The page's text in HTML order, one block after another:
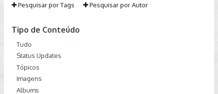
Pesquisar por Tags Pesquisar por Autor
Tipo de Conteúdo
Tudo
Status Updates
Tópicos
Imagens
Albums